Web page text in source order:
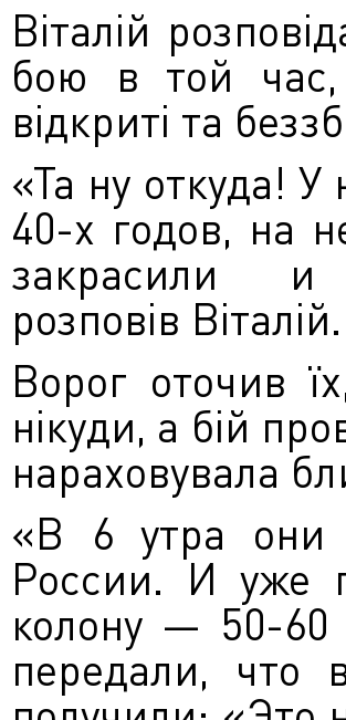
Віталій
бою в той час,
відкриті та
«Та ну откуда!
40-х годов, на
закрасили
розповів Віталій.
Ворог оточив
нікуди, а бій
нараховувала
«В 6 утра они
России. И уже
колону — 50-
передали, что